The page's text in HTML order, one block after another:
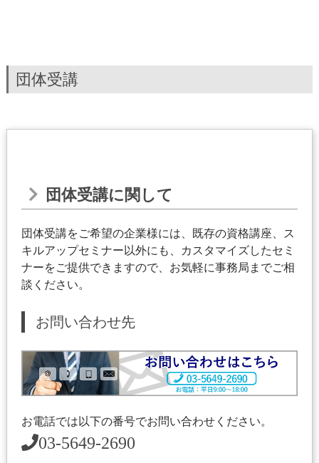
団体受講
団体受講に関して
団体受講をご希望の企業様には、既存の資格講座、ス
キルアップセミナー以外にも、カスタマイズしたセミ
ナーをご提供できますので、お気軽に事務局までご相
談ください。
お問い合わせ先
お電話では以下の番号でお問い合わせください。
03-5649-2690